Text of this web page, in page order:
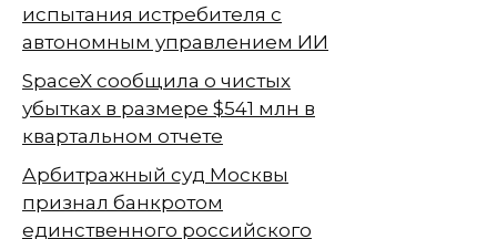
испытания истребителя с
автономным управлением ИИ
SpaceX сообщила о чистых
убытках в размере $541 млн в
квартальном отчете
Арбитражный суд Москвы
признал банкротом
единственного российского